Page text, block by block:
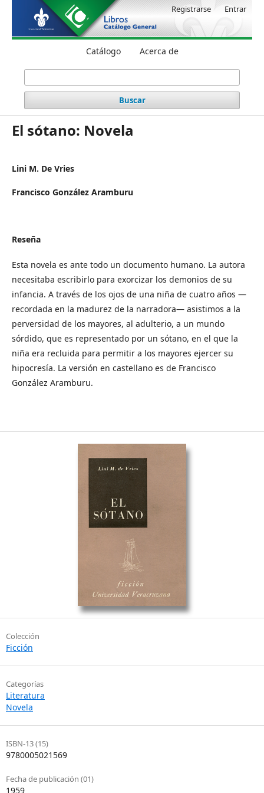
Catálogo Acerca de
Buscar
Registrarse Entrar
El sótano: Novela
Lini M. De Vries
Francisco González Aramburu
Reseña
Esta novela es ante todo un documento humano. La autora
necesitaba escribirlo para exorcizar los demonios de su
infancia. A través de los ojos de una niña de cuatro años —
recordada en la madurez de la narradora— asistimos a la
perversidad de los mayores, al adulterio, a un mundo
sórdido, que es representado por un sótano, en el que la
niña era recluida para permitir a los mayores ejercer su
hipocresía. La versión en castellano es de Francisco
González Aramburu.
Colección
Ficción
Categorías
Literatura
Novela
ISBN-13 (15)
9780005021569
Fecha de publicación (01)
1959